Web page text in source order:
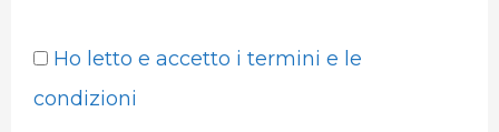
Ho letto e accetto i termini e le
condizioni